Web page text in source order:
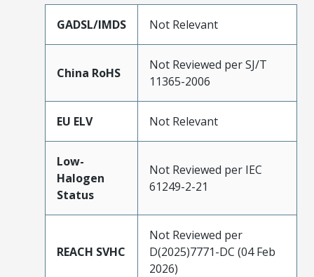
GADSL/IMDS Not Relevant
China RoHS
Not Reviewed per SJ/T
11365-2006
EU ELV Not Relevant
Low-
Halogen
Status
Not Reviewed per IEC
61249-2-21
REACH SVHC
Not Reviewed per
D(2025)7771-DC (04 Feb
2026)